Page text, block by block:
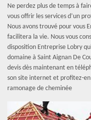
Ne perdez plus de temps à
vous offrir les services d’un
Nous avons trouvé pour vous
facilitera la vie. Nous vous
disposition Entreprise Lobry
domaine à Saint Aignan De
devis dès maintenant en
son site internet et profitez-
ramonage de cheminée